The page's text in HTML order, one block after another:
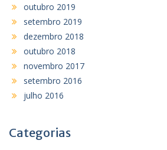
outubro 2019
setembro 2019
dezembro 2018
outubro 2018
novembro 2017
setembro 2016
julho 2016
Categorias